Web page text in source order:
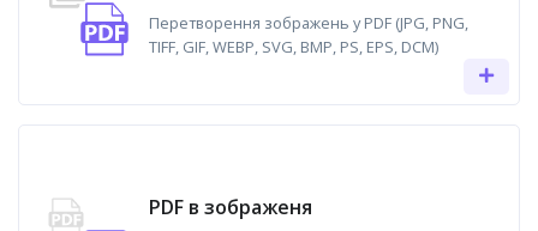
Перетворення зображень у PDF (JPG, PNG,
TIFF, GIF, WEBP, SVG, BMP, PS, EPS, DCM)
PDF в зображеня